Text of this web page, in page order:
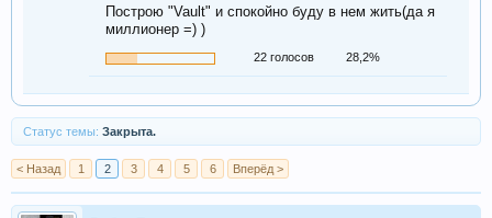
Построю "Vault" и спокойно буду в нем жить(да я
миллионер =) )
22 голосов 28,2%
Статус темы: Закрыта.
< Назад 1 2 3 4 5 6 Вперёд >